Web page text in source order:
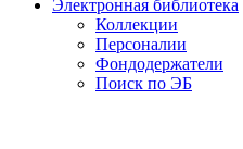
Электронная библиотека
Коллекции
Персоналии
Фондодержатели
Поиск по ЭБ